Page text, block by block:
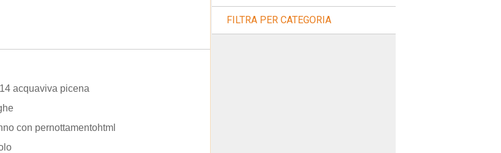
acquaviva picena
con pernottamentohtml
FILTRA PER CATEGORIA